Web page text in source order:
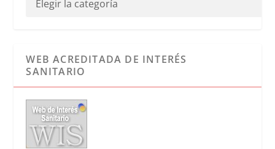
WEB ACREDITADA DE INTERÉS
SANITARIO